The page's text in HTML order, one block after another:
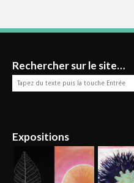
Rechercher sur le site…
Expositions